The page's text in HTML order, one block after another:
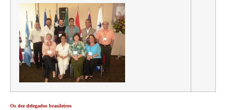
Os dez delegados brasileiros